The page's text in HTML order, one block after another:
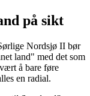
på sikt
Nordsjø II bør
land" med det som
å bare føre
en radial.